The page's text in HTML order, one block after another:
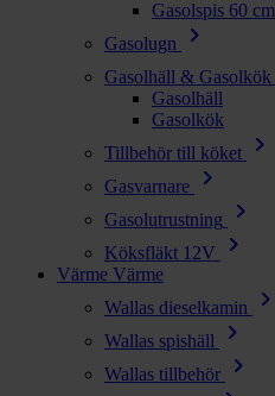
Gasolspis 60 cm
Gasolugn
chevron_right
Gasolhäll & Gasolkök
Gasolhäll
Gasolkök
Tillbehör till köket
chevron_right
Gasvarnare chevron_right
Gasolutrustning chevron_right
Köksfläkt 12V chevron_right
Värme Värme
Wallas dieselkamin
chevron_right
Wallas spishäll chevron_right
Wallas tillbehör chevron_right